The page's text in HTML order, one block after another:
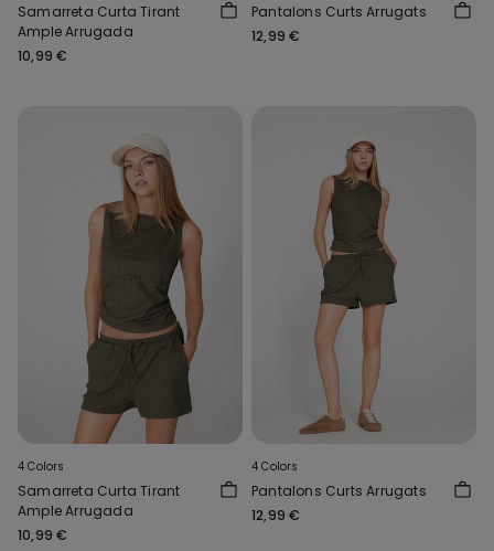
Samarreta Curta Tirant
Ample Arrugada
10,99 €
Pantalons Curts Arrugats
12,99 €
4 Colors
Samarreta Curta Tirant
Ample Arrugada
10,99 €
4 Colors
Pantalons Curts Arrugats
12,99 €